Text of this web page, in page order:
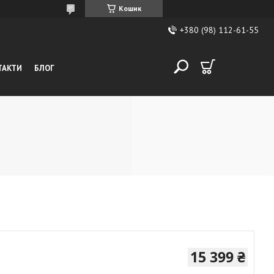
Кошик
+380 (98) 112-61-55
БЛОГ
15 399 ₴